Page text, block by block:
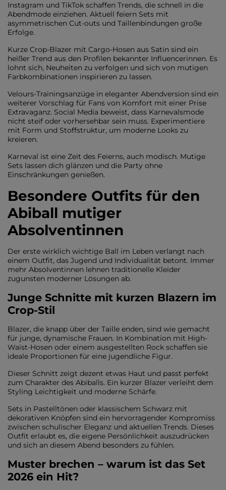
Instagram und TikTok schaffen Trends, die schnell in die
Abendmode einziehen. Aktuell feiern Sets mit
asymmetrischen Cut-outs und Taillenbindungen große
Erfolge.
Kurze Crop-Blazer mit Cargo-Hosen aus Satin sind ein
heißer Trend aus den Profilen bekannter Influencerinnen. Es
lohnt sich, Neuheiten zu verfolgen und sich von mutigen
Farbkombinationen inspirieren zu lassen.
Velours-Trainingsanzüge in eleganter Abendversion sind ein
weiterer Vorschlag für Fans von Komfort mit einer Prise
Extravaganz. Social Media beweist, dass Karnevalsmode
nicht steif oder vorhersehbar sein muss. Experimentiere
mit Form und Stoffstruktur, um moderne Looks zu
kreieren.
Karneval ist eine Zeit des Feierns, auch modisch. Mutige
Sets lassen dich glänzen und die Party ohne
Einschränkungen genießen.
Besondere Outfits für den
Abiball mutiger
Absolventinnen
Der erste wirklich wichtige Ball im Leben verlangt nach
einem Outfit, das Jugend und Individualität betont. Immer
mehr Absolventinnen lehnen traditionelle Kleider
zugunsten moderner Lösungen ab.
Junge Schnitte mit kurzen Blazern im
Crop-Stil
Blazer, die knapp über der Taille enden, sind wie gemacht
für junge, dynamische Frauen. In Kombination mit High-
Waist-Hosen oder einem ausgestellten Rock schaffen sie
ideale Proportionen für eine jugendliche Figur.
Dieser Schnitt zeigt dezent etwas Haut und passt perfekt
zum Charakter des Abiballs. Ein kurzer Blazer verleiht dem
Styling Leichtigkeit und moderne Schärfe.
Sets in Pastelltönen oder klassischem Schwarz mit
dekorativen Knöpfen sind ein hervorragender Kompromiss
zwischen schulischer Eleganz und aktuellen Trends. Dieses
Outfit erlaubt es, die eigene Persönlichkeit auszudrücken
und sich an diesem Abend besonders zu fühlen.
Muster brechen – warum ist das Set
2026 ein Hit?